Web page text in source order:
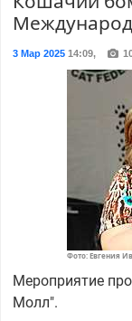
3 Мар 202514:09,
Фото: Евгения
Мероприятие
Молл".